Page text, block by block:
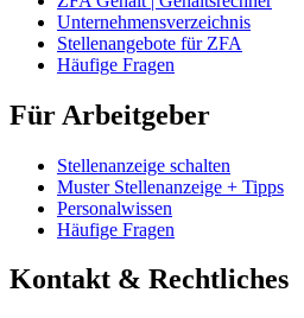
Unternehmensverzeichnis
Stellenangebote für ZFA
Häufige Fragen
Für Arbeitgeber
Stellenanzeige schalten
Muster Stellenanzeige + Tipps
Personalwissen
Häufige Fragen
Kontakt & Rechtliches